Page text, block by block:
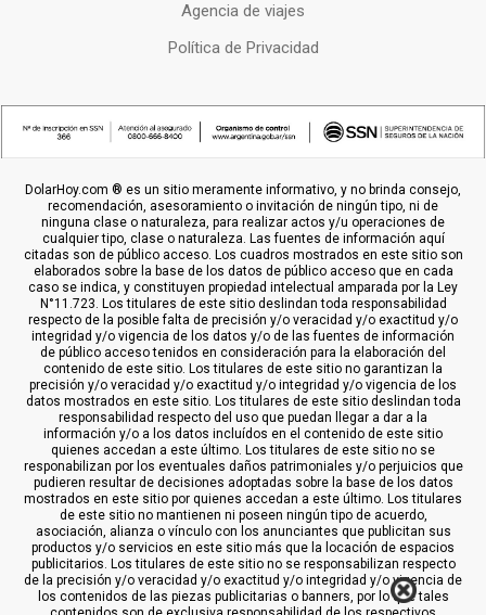
Agencia de viajes
Política de Privacidad
DolarHoy.com ® es un sitio meramente informativo, y no brinda consejo,
recomendación, asesoramiento o invitación de ningún tipo, ni de
ninguna clase o naturaleza, para realizar actos y/u operaciones de
cualquier tipo, clase o naturaleza. Las fuentes de información aquí
citadas son de público acceso. Los cuadros mostrados en este sitio son
elaborados sobre la base de los datos de público acceso que en cada
caso se indica, y constituyen propiedad intelectual amparada por la Ley
N°11.723. Los titulares de este sitio deslindan toda responsabilidad
respecto de la posible falta de precisión y/o veracidad y/o exactitud y/o
integridad y/o vigencia de los datos y/o de las fuentes de información
de público acceso tenidos en consideración para la elaboración del
contenido de este sitio. Los titulares de este sitio no garantizan la
precisión y/o veracidad y/o exactitud y/o integridad y/o vigencia de los
datos mostrados en este sitio. Los titulares de este sitio deslindan toda
responsabilidad respecto del uso que puedan llegar a dar a la
información y/o a los datos incluídos en el contenido de este sitio
quienes accedan a este último. Los titulares de este sitio no se
responabilizan por los eventuales daños patrimoniales y/o perjuicios que
pudieren resultar de decisiones adoptadas sobre la base de los datos
mostrados en este sitio por quienes accedan a este último. Los titulares
de este sitio no mantienen ni poseen ningún tipo de acuerdo,
asociación, alianza o vínculo con los anunciantes que publicitan sus
productos y/o servicios en este sitio más que la locación de espacios
publicitarios. Los titulares de este sitio no se responsabilizan respecto
de la precisión y/o veracidad y/o exactitud y/o integridad y/o vigencia de
los contenidos de las piezas publicitarias o banners, por lo que tales